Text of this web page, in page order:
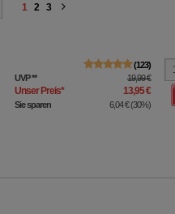
1 2 3
123
UVP** 19,99 €
Unser Preis* 13,95 €
Sie sparen 6,04 €(30%)